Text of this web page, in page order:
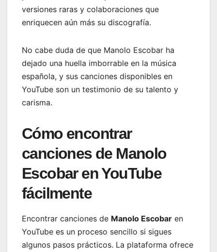
versiones raras y colaboraciones que
enriquecen aún más su discografía.
No cabe duda de que Manolo Escobar ha
dejado una huella imborrable en la música
española, y sus canciones disponibles en
YouTube son un testimonio de su talento y
carisma.
Cómo encontrar
canciones de Manolo
Escobar en YouTube
fácilmente
Encontrar canciones de Manolo Escobar en
YouTube es un proceso sencillo si sigues
algunos pasos prácticos. La plataforma ofrece